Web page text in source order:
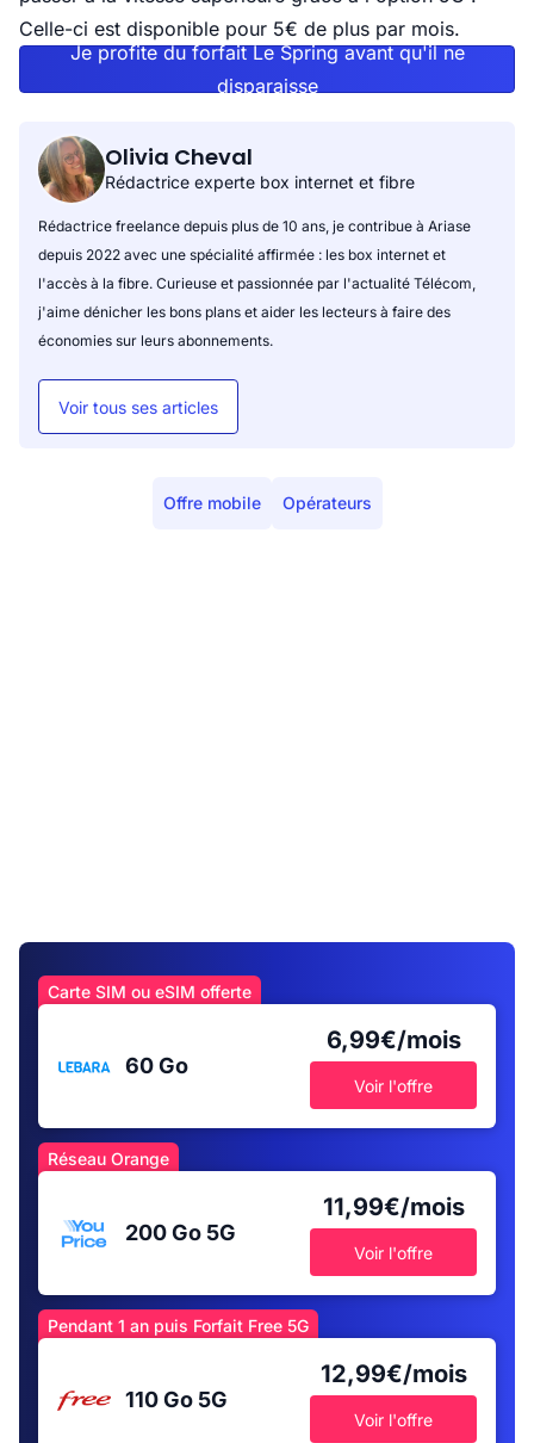
Celle-ci est disponible pour 5€ de plus par mois.
Je profite du forfait Le Spring avant qu'il ne
disparaisse
Olivia Cheval
Rédactrice experte box internet et fibre
Rédactrice freelance depuis plus de 10 ans, je contribue à Ariase
depuis 2022 avec une spécialité affirmée : les box internet et
l'accès à la fibre. Curieuse et passionnée par l'actualité Télécom,
j'aime dénicher les bons plans et aider les lecteurs à faire des
économies sur leurs abonnements.
Voir tous ses articles
Offre mobile Opérateurs
Carte SIM ou eSIM offerte
60 Go
6,99€/mois
Voir l'offre
Réseau Orange
200 Go 5G
11,99€/mois
Voir l'offre
Pendant 1 an puis Forfait Free 5G
110 Go 5G
12,99€/mois
Voir l'offre